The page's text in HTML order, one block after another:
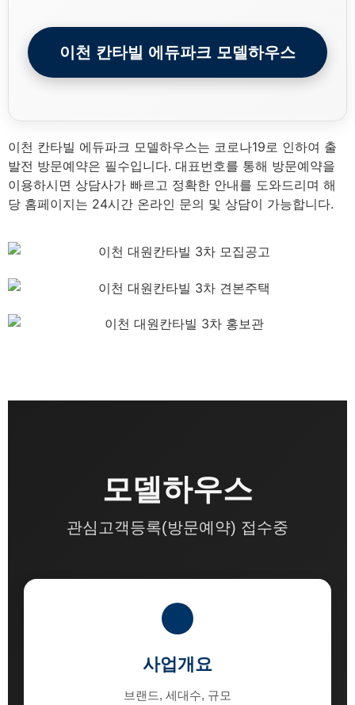
이천 칸타빌 에듀파크 모델하우스
이천 칸타빌 에듀파크 모델하우스는 코로나19로 인하여 출
발전 방문예약은 필수입니다. 대표번호를 통해 방문예약을
이용하시면 상담사가 빠르고 정확한 안내를 도와드리며 해
당 홈페이지는 24시간 온라인 문의 및 상담이 가능합니다.
모델하우스
관심고객등록(방문예약) 접수중
사업개요
브랜드, 세대수, 규모